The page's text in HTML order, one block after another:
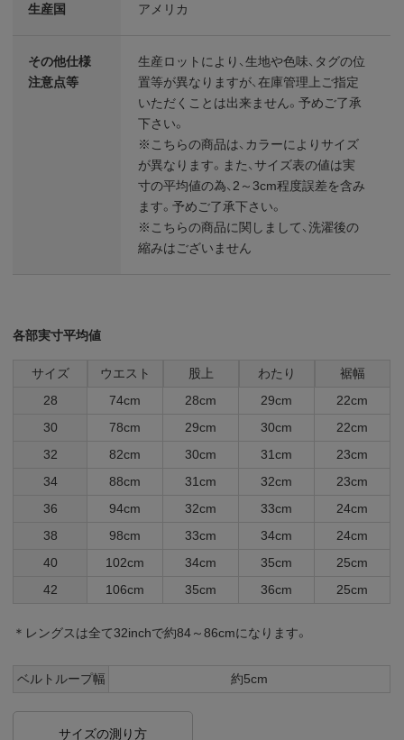
生産国 アメリカ
その他仕様
注意点等
生産ロットにより、生地や色味、タグの位
置等が異なりますが、在庫管理上ご指定
いただくことは出来ません。予めご了承
下さい。
※こちらの商品は、カラーによりサイズ
が異なります。また、サイズ表の値は実
寸の平均値の為、2～3cm程度誤差を含み
ます。予めご了承下さい。
※こちらの商品に関しまして、洗濯後の
縮みはございません
各部実寸平均値
サイズ ウエスト 股上 わたり
裾幅
28
74cm 28cm 29cm
22cm
30
78cm 29cm 30cm
22cm
32
82cm 30cm 31cm
23cm
34
88cm 31cm 32cm
23cm
36
94cm 32cm 33cm
24cm
38
98cm 33cm 34cm
24cm
40
102cm 34cm 35cm
25cm
42
106cm 35cm 36cm 25cm
＊レングスは全て32inchで約84～86cmになります。
ベルトループ幅 約5cm
サイズの測り方